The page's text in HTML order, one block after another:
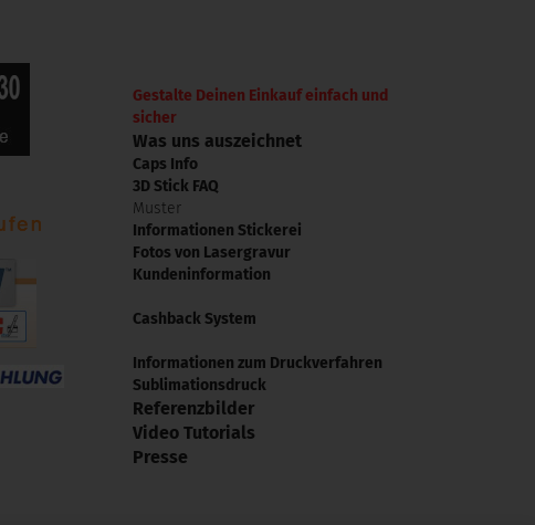
Gestalte Deinen Einkauf einfach und
sicher
Was uns auszeichnet
Caps Info
3D Stick FAQ
Muster
Informationen Stickerei
Fotos von Lasergravur
Kundeninformation
Cashback System
Informationen zum Druckverfahren
Sublimationsdruck
Referenzbilder
Video Tutorials
Presse